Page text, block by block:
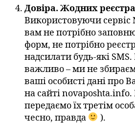
Довіра. Жодних
Використовуючи сервіс
вам не потрібно
форм, не потрібно
надсилати будь-які
важливо – ми не
ваші особисті дані про
на сайті
передаємо їх третім
чесно, правда
).